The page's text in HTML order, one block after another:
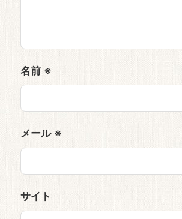
名前 ※
メール ※
サイト